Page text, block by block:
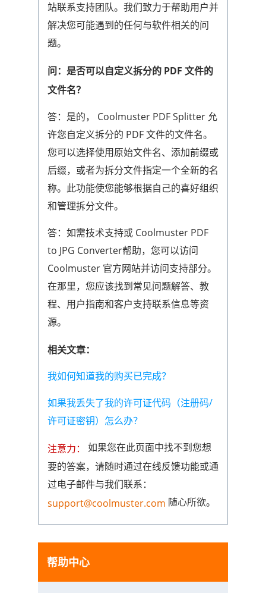
站联系支持团队。我们致力于帮助用户并
解决您可能遇到的任何与软件相关的问
题。
问：是否可以自定义拆分的 PDF 文件的
文件名？
答：是的， Coolmuster PDF Splitter 允
许您自定义拆分的 PDF 文件的文件名。
您可以选择使用原始文件名、添加前缀或
后缀，或者为拆分文件指定一个全新的名
称。此功能使您能够根据自己的喜好组织
和管理拆分文件。
答：如需技术支持或 Coolmuster PDF
to JPG Converter帮助，您可以访问
Coolmuster 官方网站并访问支持部分。
在那里，您应该找到常见问题解答、教
程、用户指南和客户支持联系信息等资
源。
相关文章：
我如何知道我的购买已完成？
如果我丢失了我的许可证代码（注册码/
许可证密钥）怎么办？
注意力：
如果您在此页面中找不到您想
要的答案，请随时通过在线反馈功能或通
过电子邮件与我们联系：
support@coolmuster.com 随心所欲。
帮助中心